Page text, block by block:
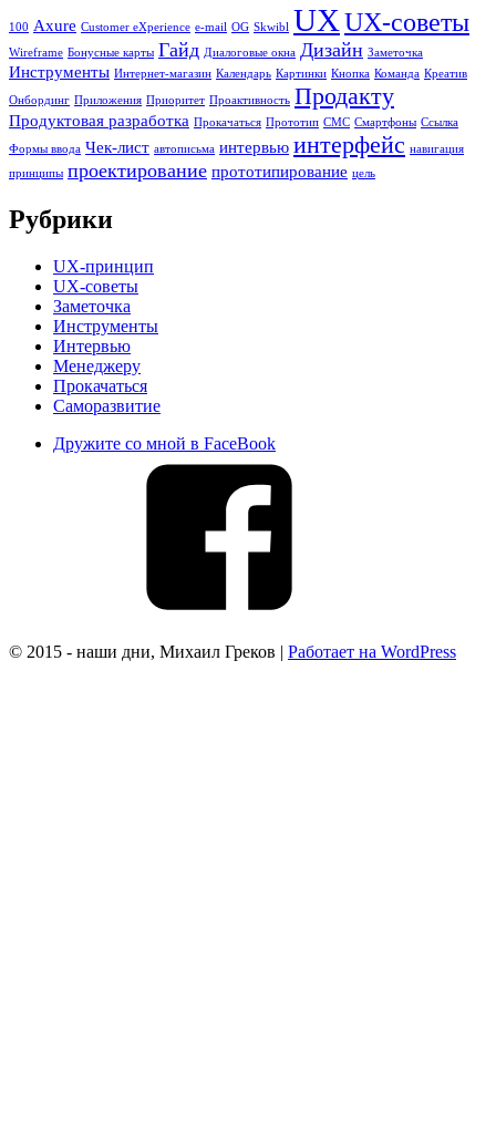
100 Axure Customer eXperience e-mail OG Skwibl UXUX-советы
Wireframe Бонусные карты Гайд Диалоговые окна Дизайн Заметочка
Инструменты Интернет-магазин Календарь Картинки Кнопка Команда Креатив
Онбординг Приложения Приоритет Проактивность Продакту
Продуктовая разработка Прокачаться Прототип СМС Смартфоны Ссылка
Формы ввода Чек-лист автописьма интервью интерфейс навигация
принципы проектирование прототипирование цель
Рубрики
UX-принцип
UX-советы
Заметочка
Инструменты
Интервью
Менеджеру
Прокачаться
Саморазвитие
Дружите со мной в FaceBook
© 2015 - наши дни, Михаил Греков | Работает на WordPress